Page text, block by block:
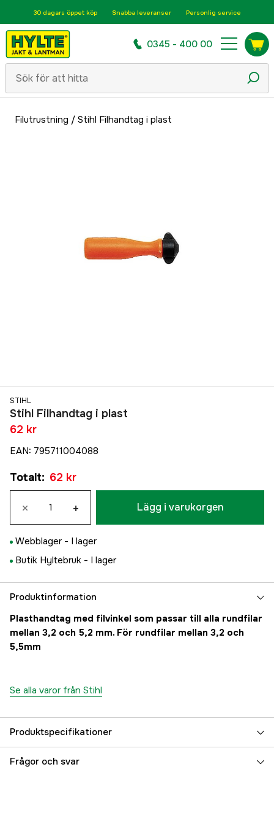
30 dagars öppet köp Snabba leveranser Personlig service
0345 - 400 00
Filutrustning / Stihl Filhandtag i plast
STIHL
Stihl Filhandtag i plast
62 kr
EAN: 795711004088
Totalt: 62 kr
× + Lägg i varukorgen
Webblager - I lager
Butik Hyltebruk - I lager
Produktinformation
Plasthandtag med filvinkel som passar till alla rundfilar
mellan 3,2 och 5,2 mm. För rundfilar mellan 3,2 och
5,5mm
Se alla varor från Stihl
Produktspecifikationer
Global Garanti yes
Frågor och svar